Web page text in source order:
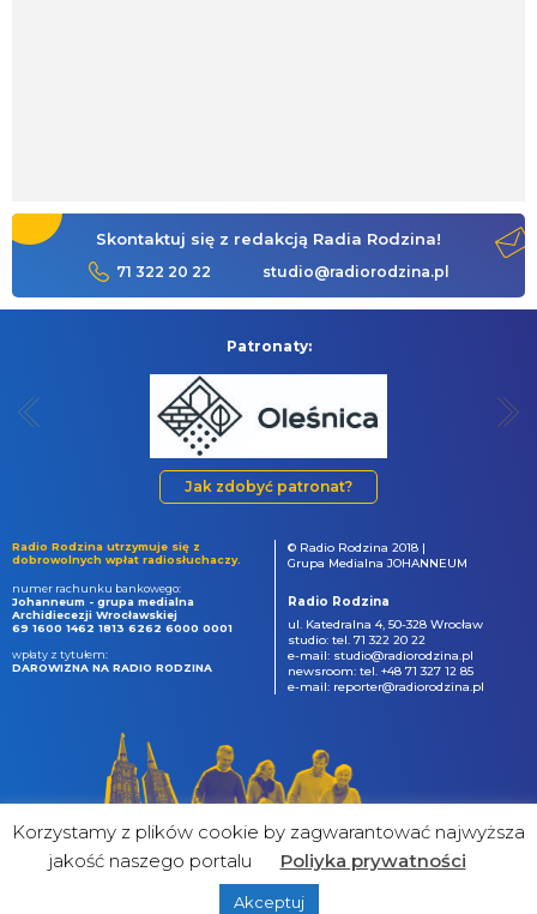
Skontaktuj się z redakcją Radia Rodzina!
71 322 20 22 studio@radiorodzina.pl
Patronaty:
Jak zdobyć patronat?
Radio Rodzina utrzymuje się z
dobrowolnych wpłat radiosłuchaczy.
numer rachunku bankowego:
Johanneum - grupa medialna
Archidiecezji Wrocławskiej
69 1600 1462 1813 6262 6000 0001
wpłaty z tytułem:
DAROWIZNA NA RADIO RODZINA
© Radio Rodzina 2018 |
Grupa Medialna JOHANNEUM
Radio Rodzina
ul. Katedralna 4, 50-328 Wrocław
studio: tel. 71 322 20 22
e-mail: studio@radiorodzina.pl
newsroom: tel. +48 71 327 12 85
e-mail: reporter@radiorodzina.pl
&
Korzystamy z plików cookie by zagwarantować najwyższa
jakość naszego portalu
Poliyka prywatności
Akceptuj